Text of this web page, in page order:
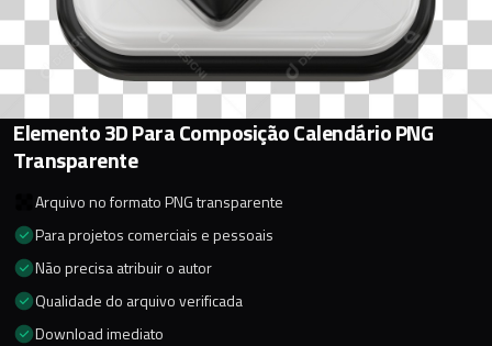
Elemento 3D Para Composição Calendário PNG
Transparente
Arquivo no formato PNG transparente
Para projetos comerciais e pessoais
Não precisa atribuir o autor
Qualidade do arquivo verificada
Download imediato